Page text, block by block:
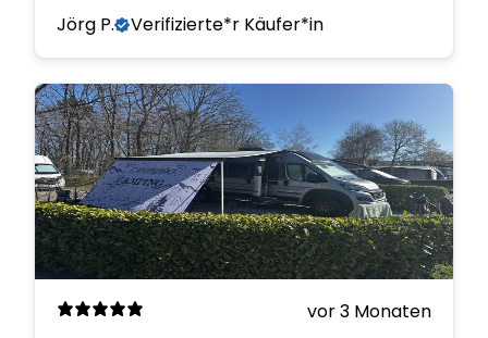
Jörg P.
Verifizierte*r Käufer*in
vor 3 Monaten